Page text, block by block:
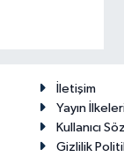
İletişim
Yayın
Kullanıcı
Gizlilik